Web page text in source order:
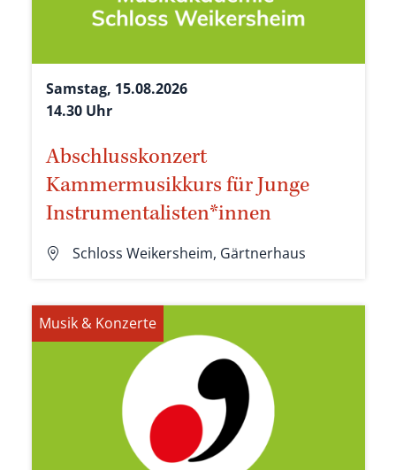
Samstag, 15.08.2026
14.30 Uhr
Abschlusskonzert
Kammermusikkurs für Junge
Instrumentalisten*innen
Schloss Weikersheim, Gärtnerhaus
Musik & Konzerte